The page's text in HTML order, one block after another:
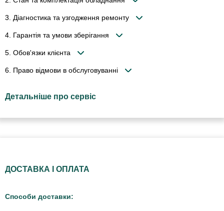
3. Діагностика та узгодження ремонту
4. Гарантія та умови зберігання
5. Обов'язки клієнта
6. Право відмови в обслуговуванні
Детальніше про сервіс
ДОСТАВКА І ОПЛАТА
Способи доставки: